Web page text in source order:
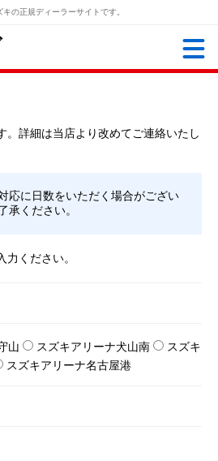
の正規ディーラーサイトです。
。詳細は当店より改めてご連絡いたし
応に日数をいただく場合がござい
承ください。
ください。
山 スズキアリーナ犬山南
スズキ
スズキアリーナ名古屋港